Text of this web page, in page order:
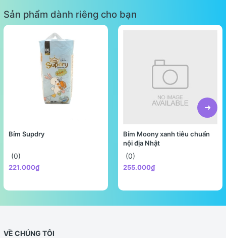
Sản phẩm dành riêng cho bạn
Bỉm Supdry
(0)
221.000₫
Bỉm Moony xanh tiêu chuẩn
nội địa Nhật
(0)
255.000₫
VỀ CHÚNG TÔI